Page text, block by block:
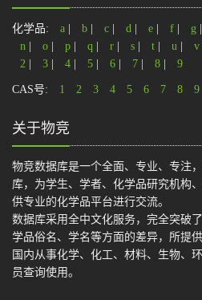
化学品: a b c d e f g
n
o p q r s t u v
2
3 4 5 6 7 8 9
CAS号: 1 2 3 4 5 6 7 8 9
关于物竞
物竞数据库是一个全面、专业、专注
库，为学生、学者、化学品研究机构
供专业的化学品平台进行交流。
数据库采用全中文化服务，完全突破
学品俗名、学名等方面的差异，所提
国内从事化学、化工、材料、生物、
员查询使用。